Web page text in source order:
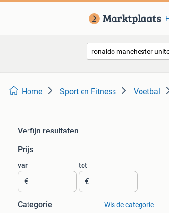
Home Sport en Fitness Voetbal
Verfijn resultaten
Prijs
van
€
tot
€
Categorie Wis de categorie